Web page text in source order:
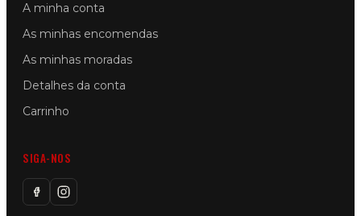
A minha conta
As minhas encomendas
As minhas moradas
Detalhes da conta
Carrinho
SIGA-NOS